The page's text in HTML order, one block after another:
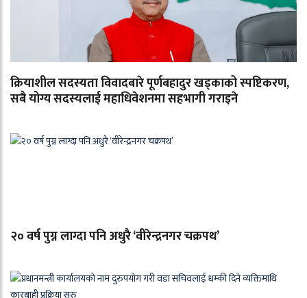
क्रियाशील सदस्यता विवादबारे पूर्णबहादुर खड्काको स्पष्टिकरण,
सबै योग्य सदस्यलाई महाधिवेशनमा सहभागी गराइने
२० वर्ष पुग्न लाग्दा पनि अधुरै ‘वीरेन्द्रनगर चक्रपथ’